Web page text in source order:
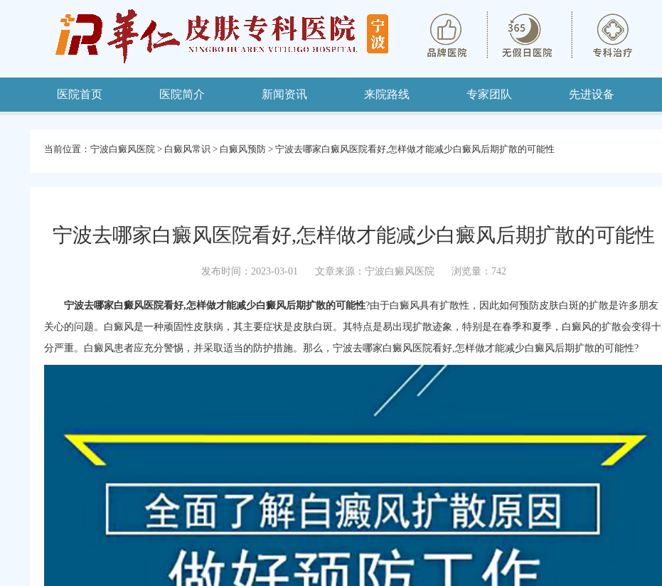
医院首页 医院简介 新闻资讯 来院路线 专家团队 先进设备
当前位置： 宁波白癜风医院 > 白癜风常识 > 白癜风预防 > 宁波去哪家白癜风医院看好,怎样做才能减少白癜风后期扩散的可能性
宁波去哪家白癜风医院看好,怎样做才能减少白癜风后期扩散的可能性
发布时间：2023-03-01 文章来源：宁波白癜风医院 浏览量：742
宁波去哪家白癜风医院看好,怎样做才能减少白癜风后期扩散的可能性?由于白癜风具有扩散性，因此如何预防皮肤白斑的扩散是许多朋友
关心的问题。白癜风是一种顽固性皮肤病，其主要症状是皮肤白斑。其特点是易出现扩散迹象，特别是在春季和夏季，白癜风的扩散会变得十
分严重。白癜风患者应充分警惕，并采取适当的防护措施。那么，宁波去哪家白癜风医院看好,怎样做才能减少白癜风后期扩散的可能性?